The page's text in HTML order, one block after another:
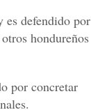
es defendido por
hondureños
por concretar